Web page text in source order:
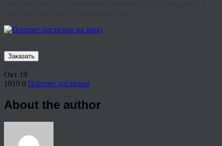
Заказать
Окт 19
1019 0 Портрет пастелью
About the author